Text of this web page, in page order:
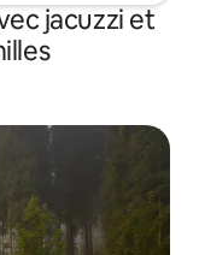
jacuzzi et